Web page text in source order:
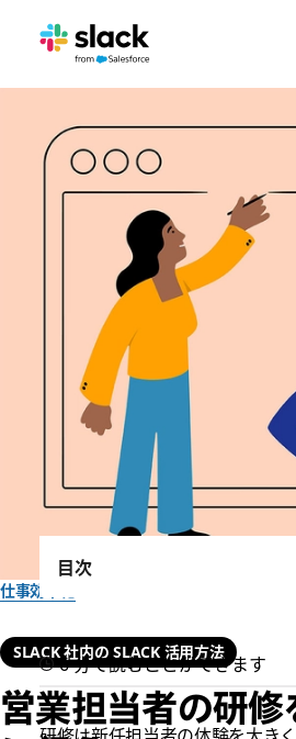
仕事効率化
SLACK 社内の SLACK 活用方法
営業担当者の研
目次
6 分で読むことができます